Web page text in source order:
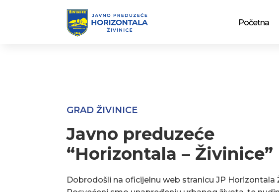
Početna
GRAD ŽIVINICE
Javno preduzeće
“Horizontala – Živinice”
Dobrodošli na oficijelnu web stranicu JP Horizontala